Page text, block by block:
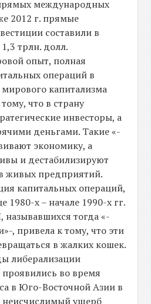
международных
2012 г. прямые
составили в
трлн. долл.
опыт, полная
операций в
капитализма
что в страну
инвесторы, а
деньгами. Такие «-
экономику, а
и дестабилизируют
живых предприятий.
капитальных операций,
1980-х – начале 1990-х гг.
называвшихся тогда «-
, привела к тому, что эти
в жалких кошек.
либерализации
во время
в Юго-Восточной Азии в
неисчислимый ущерб